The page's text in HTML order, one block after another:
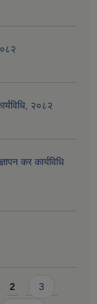
२०८२
कर कार्यविधि
2 3